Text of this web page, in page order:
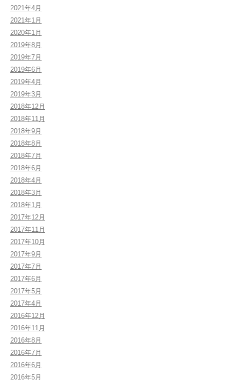
2021年4月
2021年1月
2020年1月
2019年8月
2019年7月
2019年6月
2019年4月
2019年3月
2018年12月
2018年11月
2018年9月
2018年8月
2018年7月
2018年6月
2018年4月
2018年3月
2018年1月
2017年12月
2017年11月
2017年10月
2017年9月
2017年7月
2017年6月
2017年5月
2017年4月
2016年12月
2016年11月
2016年8月
2016年7月
2016年6月
2016年5月